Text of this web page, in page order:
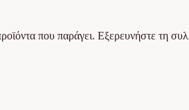
που παράγει. Εξερευνήστε τη